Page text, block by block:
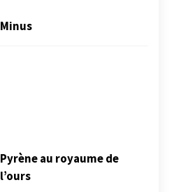
Minus
Pyrène au royaume de
l’ours